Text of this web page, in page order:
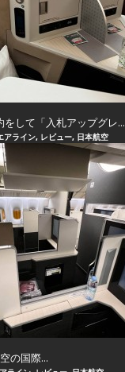
して「入札アップグレ...
アライン, レビュー, 日本航空
の国際...